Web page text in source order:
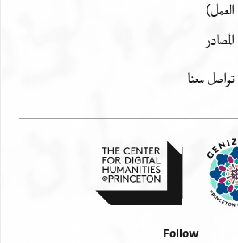
العمل)
المصادر
تواصل معنا
Follow